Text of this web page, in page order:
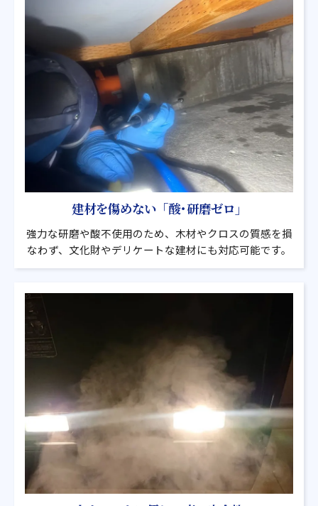
建材を傷めない「酸･研磨ゼロ」
強力な研磨や酸不使用のため、木材やクロスの質感を損
なわず、文化財やデリケートな建材にも対応可能です。